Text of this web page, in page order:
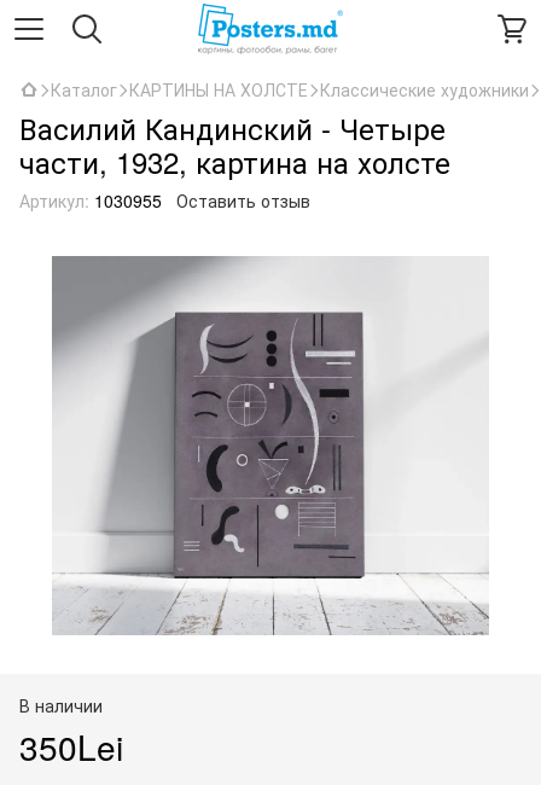
Каталог КАРТИНЫ НА ХОЛСТЕ Классические художники
Василий Кандинский - Четыре
части, 1932, картина на холсте
Артикул: 1030955 Оставить отзыв
В наличии
350Lei